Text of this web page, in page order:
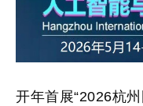
开年首展“2026杭